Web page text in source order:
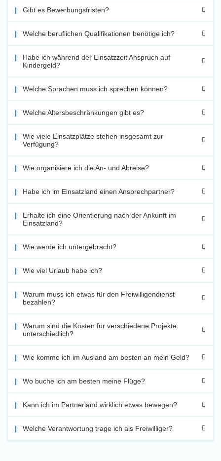
Gibt es Bewerbungsfristen?
Welche beruflichen Qualifikationen benötige ich?
Habe ich während der Einsatzzeit Anspruch auf
Kindergeld?
Welche Sprachen muss ich sprechen können?
Welche Altersbeschränkungen gibt es?
Wie viele Einsatzplätze stehen insgesamt zur
Verfügung?
Wie organisiere ich die An- und Abreise?
Habe ich im Einsatzland einen Ansprechpartner?
Erhalte ich eine Orientierung nach der Ankunft im
Einsatzland?
Wie werde ich untergebracht?
Wie viel Urlaub habe ich?
Warum muss ich etwas für den Freiwilligendienst
bezahlen?
Warum sind die Kosten für verschiedene Projekte
unterschiedlich?
Wie komme ich im Ausland am besten an mein Geld?
Wo buche ich am besten meine Flüge?
Kann ich im Partnerland wirklich etwas bewegen?
Welche Verantwortung trage ich als Freiwilliger?